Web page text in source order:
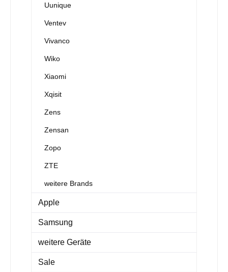
Uunique
Ventev
Vivanco
Wiko
Xiaomi
Xqisit
Zens
Zensan
Zopo
ZTE
weitere Brands
Apple
Samsung
weitere Geräte
Sale